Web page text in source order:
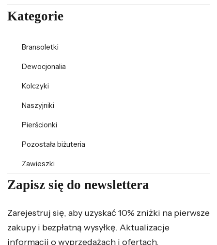
Kategorie
Bransoletki
Dewocjonalia
Kolczyki
Naszyjniki
Pierścionki
Pozostała biżuteria
Zawieszki
Zapisz się do newslettera
Zarejestruj się, aby uzyskać 10% zniżki na pierwsze
zakupy i bezpłatną wysyłkę. Aktualizacje
informacji o wyprzedażach i ofertach.